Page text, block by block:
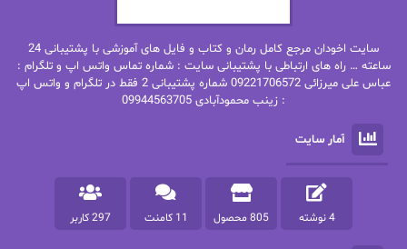
بیتا فرخی
پاتریشیا ویلسون پرتو فرهمند
پرستو اسحقی
پرستو مهاجر
پرهام رسولی
پروانه قدیمی پروانه محمدی
سایت اخودان مرجع کامل رمان و کتاب و فایل های آموزشی با پشتیبانی 24
ساعته … راه های ارتباطی با پشتیبانی سایت : شماره تماس واتس اپ و تلگرام :
عباس علی میرزائی 09221706572 شماره پشتیبانی 2 فقط در تلگرام و واتس اپ
: زینب محمودآبادی 09944563705
آمار سایت
4 نوشته 805 محصول 11 کامنت 297 کاربر